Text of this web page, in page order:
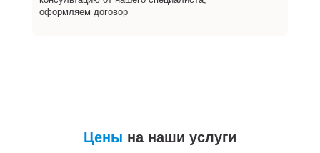
оформляем договор
Цены на наши услуги